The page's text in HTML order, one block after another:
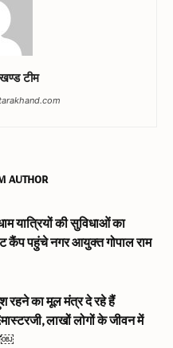
टीम
AUTHOR
यात्रियों की सुविधाओं का
कैंप पहुंचे नगर आयुक्त गोपाल राम
का मूल मंत्र दे रहे हैं
लाखों लोगों के जीवन में